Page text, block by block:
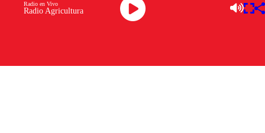
Radio Agricultura
Radio en Vivo
Descarga la APP